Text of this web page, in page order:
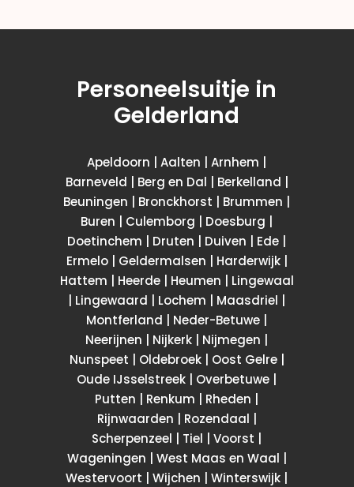
Personeelsuitje in
Gelderland
Apeldoorn | Aalten | Arnhem |
Barneveld | Berg en Dal | Berkelland |
Beuningen | Bronckhorst | Brummen |
Buren | Culemborg | Doesburg |
Doetinchem | Druten | Duiven | Ede |
Ermelo | Geldermalsen | Harderwijk |
Hattem | Heerde | Heumen | Lingewaal
| Lingewaard | Lochem | Maasdriel |
Montferland | Neder-Betuwe |
Neerijnen | Nijkerk | Nijmegen |
Nunspeet | Oldebroek | Oost Gelre |
Oude IJsselstreek | Overbetuwe |
Putten | Renkum | Rheden |
Rijnwaarden | Rozendaal |
Scherpenzeel | Tiel | Voorst |
Wageningen | West Maas en Waal |
Westervoort | Wijchen | Winterswijk |